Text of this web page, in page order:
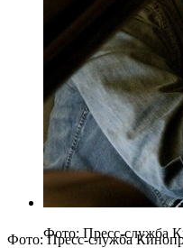
Фото: Пресс-служба
Фото: Пресс-служба